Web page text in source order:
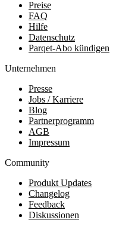
Preise
FAQ
Hilfe
Datenschutz
Parqet-Abo kündigen
Unternehmen
Presse
Jobs / Karriere
Blog
Partnerprogramm
AGB
Impressum
Community
Produkt Updates
Changelog
Feedback
Diskussionen